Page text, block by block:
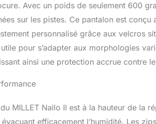
Avec un poids de seulement 600
sur les pistes. Ce pantalon est
personnalisé grâce aux velcros
pour s’adapter aux morphologies
ainsi une protection accrue contre
MILLET Nallo II est à la hauteur de la
efficacement l’humidité. Les